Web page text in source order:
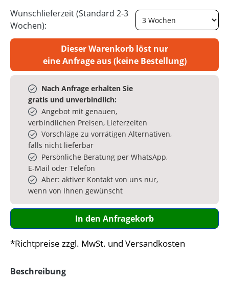
Wunschlieferzeit (Standard 2-3
Wochen):
Dieser Warenkorb löst nur
eine Anfrage aus (keine Bestellung)
Nach Anfrage erhalten Sie
gratis und unverbindlich:
Angebot mit genauen,
verbindlichen Preisen, Lieferzeiten
Vorschläge zu vorrätigen Alternativen,
falls nicht lieferbar
Persönliche Beratung per WhatsApp,
E‑Mail oder Telefon
Aber: aktiver Kontakt von uns nur,
wenn von Ihnen gewünscht
In den Anfragekorb
*Richtpreise zzgl. MwSt. und Versandkosten
Beschreibung